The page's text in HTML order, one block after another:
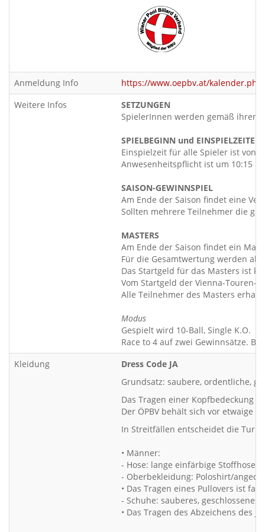
Anmeldung Info
https://www.oepbv.at/
Weitere Infos
SETZUNGEN
SpielerInnen werden gemäß ihren
SPIELBEGINN und EINSPIELZEITEN
Einspielzeit für alle Spieler ist von
Anwesenheitspflicht ist um 10:15
SAISON-GEWINNSPIEL
Am Ende der Saison findet eine
Sollten mehrere Teilnehmer die
MASTERS
Am Ende der Saison findet ein
Für die Gesamtwertung werden
Das Startgeld für das Masters ist
Vom Startgeld der Vienna-Touren-
Alle Teilnehmer des Masters
Modus
Gespielt wird 10-Ball, Single K.O.
Race to 4 auf zwei Gewinnsätze.
Kleidung
Dress Code JA
Grundsatz: saubere, ordentliche,
Das Tragen einer Kopfbedeckung
Der ÖPBV behält sich vor etwaige
In Streitfällen entscheidet die
• Männer:
- Hose: lange einfärbige Stoffhose
- Oberbekleidung: Poloshirt/
• Das Tragen eines Pullovers ist
- Schuhe: sauberes,
• Das Tragen des Abzeichens des